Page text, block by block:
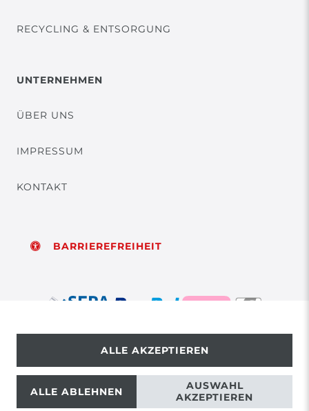
RECYCLING & ENTSORGUNG
UNTERNEHMEN
ÜBER UNS
IMPRESSUM
KONTAKT
BARRIEREFREIHEIT
© Copyright 2026 | Alle Rechte vorbehalten.
ALLE AKZEPTIEREN
ALLE ABLEHNEN
AUSWAHL
AKZEPTIEREN